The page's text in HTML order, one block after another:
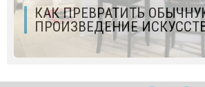
КАК ПРЕВРАТИТЬ
ПРОИЗВЕДЕНИЕ